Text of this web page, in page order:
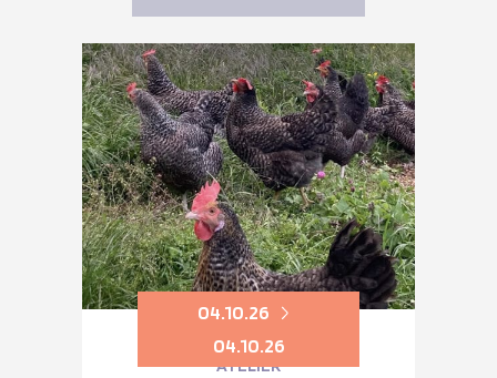
04.10.26
04.10.26
ATELIER